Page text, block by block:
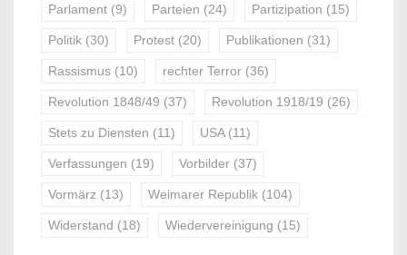
Parlament (9) Parteien (24) Partizipation (15)
Politik (30) Protest (20) Publikationen (31)
Rassismus (10) rechter Terror (36)
Revolution 1848/49 (37) Revolution 1918/19 (26)
Stets zu Diensten (11) USA(11)
Verfassungen (19) Vorbilder (37)
Vormärz (13) Weimarer Republik (104)
Widerstand (18) Wiedervereinigung (15)